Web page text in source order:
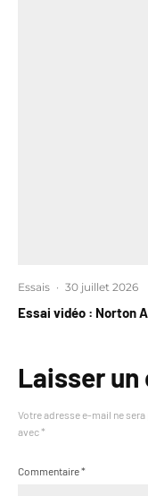
Essais · 30 juillet 2026
Essai vidéo : Norton
Laisser
Votre adresse e-mail ne sera
avec *
Commentaire*